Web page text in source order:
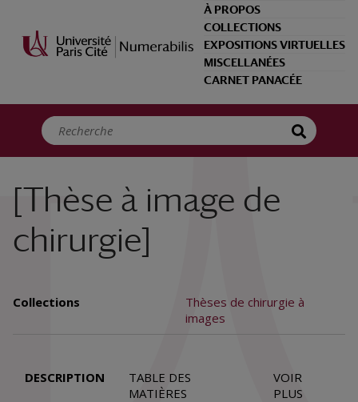
À PROPOS
COLLECTIONS
EXPOSITIONS VIRTUELLES
MISCELLANÉES
CARNET PANACÉE
[Thèse à image de
chirurgie]
Collections
Thèses de chirurgie à
images
DESCRIPTION
TABLE DES
MATIÈRES
VOIR
PLUS